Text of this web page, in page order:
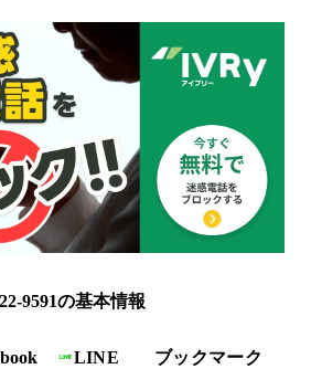
9591の基本情報
LINE
ブックマーク